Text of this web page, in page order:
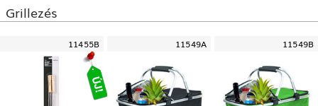
Grillezés
11455B 11549A 11549B